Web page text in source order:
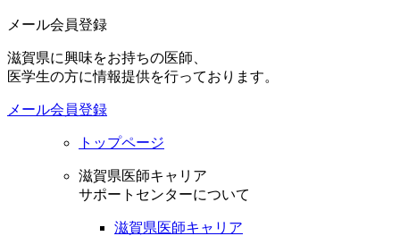
メール会員登録
滋賀県に興味をお持ちの医師、
医学生の方に情報提供を行っております。
メール会員登録
トップページ
滋賀県医師キャリア
サポートセンターについて
滋賀県医師キャリア